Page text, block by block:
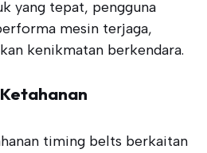
yang tepat, pengguna
mesin terjaga,
kenikmatan berkendara.
timing belts berkaitan